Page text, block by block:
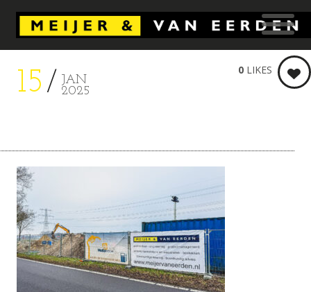
15
JAN
2025
0 LIKES